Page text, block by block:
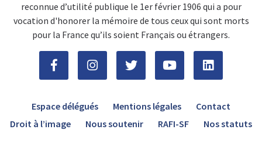
reconnue d’utilité publique le 1er février 1906 qui a pour
vocation d'honorer la mémoire de tous ceux qui sont morts
pour la France qu’ils soient Français ou étrangers.
Espace délégués Mentions légales
Contact
Droit à l’image
Nous soutenir RAFI-SF Nos statuts